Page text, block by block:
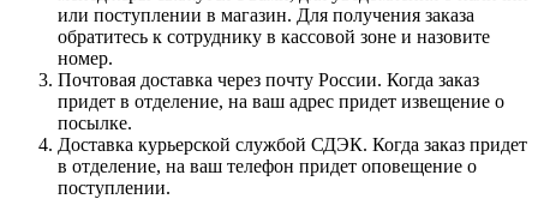
или поступлении в магазин. Для получения заказа
обратитесь к сотруднику в кассовой зоне и назовите
номер.
Почтовая доставка через почту России. Когда заказ
придет в отделение, на ваш адрес придет извещение о
посылке.
Доставка курьерской службой СДЭК. Когда заказ придет
в отделение, на ваш телефон придет оповещение о
поступлении.